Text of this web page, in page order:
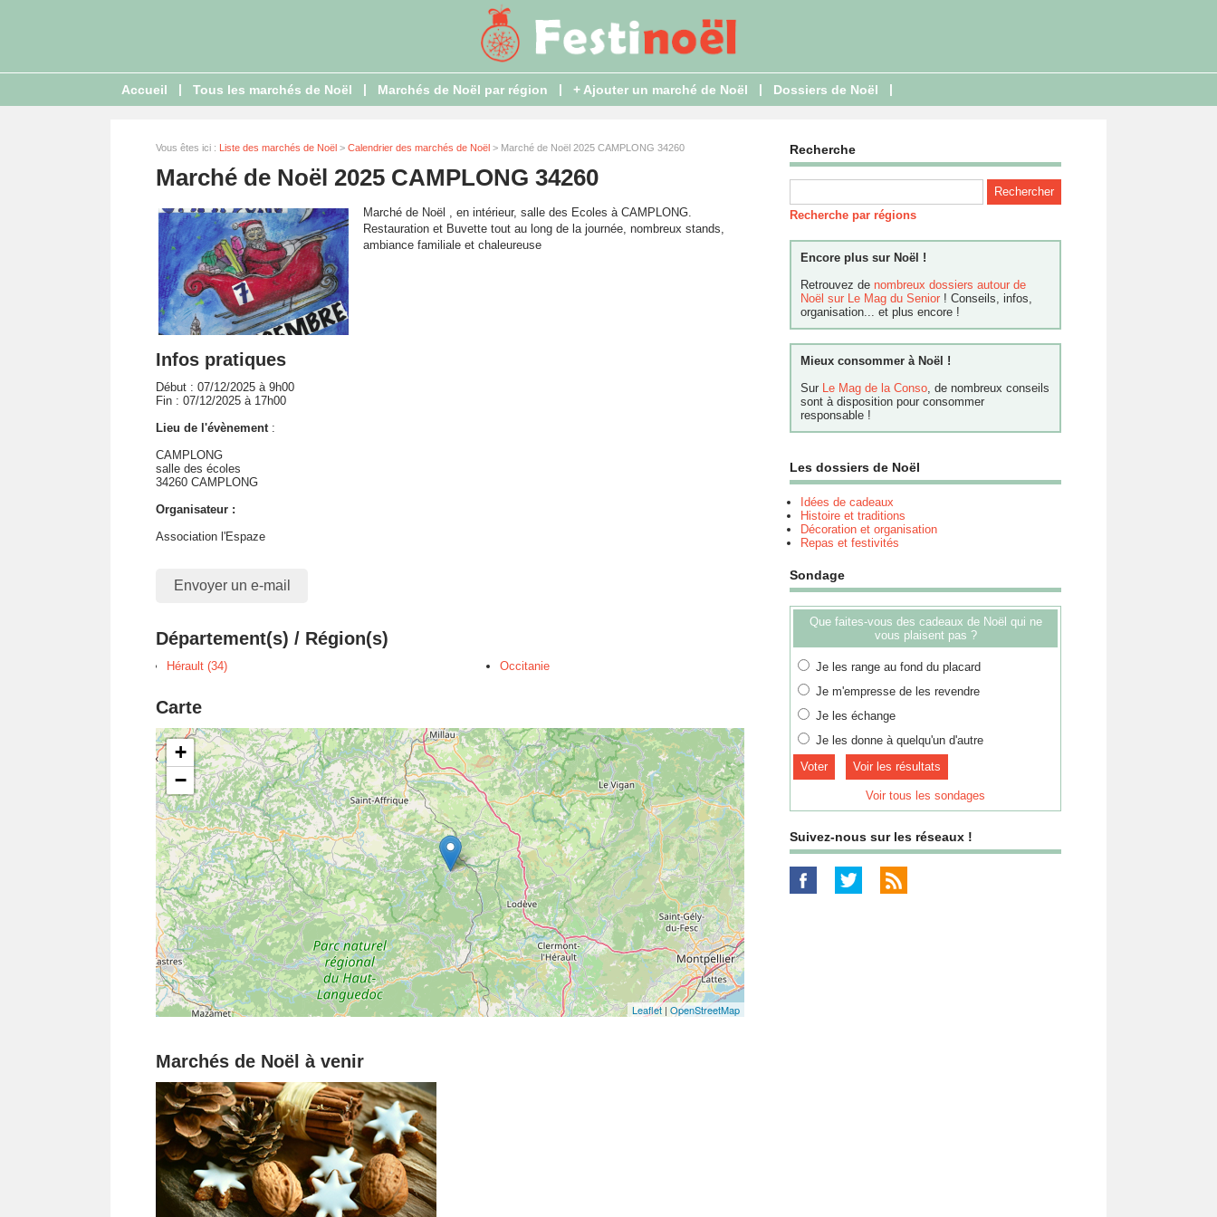
Accueil | Tous les marchés de Noël | Marchés de Noël par région | + Ajouter un marché de Noël | Dossiers de Noël |
Vous êtes ici : Liste des marchés de Noël > Calendrier des marchés de Noël > Marché de Noël 2025 CAMPLONG 34260
Marché de Noël 2025 CAMPLONG 34260
Marché de Noël , en intérieur, salle des Ecoles à CAMPLONG.
Restauration et Buvette tout au long de la journée, nombreux stands,
ambiance familiale et chaleureuse
Infos pratiques
Début : 07/12/2025 à 9h00
Fin : 07/12/2025 à 17h00
Lieu de l'évènement:
CAMPLONG
salle des écoles
34260 CAMPLONG
Organisateur :
Association l'Espaze
Envoyer un e-mail
Département(s) / Région(s)
Hérault (34) Occitanie
Carte
+
−
Leaflet| OpenStreetMap
Marchés de Noël à venir
Recherche
Recherche par régions
Encore plus sur Noël !
Retrouvez de nombreux dossiers autour de
Noël sur Le Mag du Senior ! Conseils, infos,
organisation... et plus encore !
Mieux consommer à Noël !
Sur Le Mag de la Conso, de nombreux conseils
sont à disposition pour consommer
responsable !
Les dossiers de Noël
Idées de cadeaux
Histoire et traditions
Décoration et organisation
Repas et festivités
Sondage
Que faites-vous des cadeaux de Noël qui ne
vous plaisent pas ?
Je les range au fond du placard
Je m'empresse de les revendre
Je les échange
Je les donne à quelqu'un d'autre
Voir les résultats
Voir tous les sondages
Suivez-nous sur les réseaux !